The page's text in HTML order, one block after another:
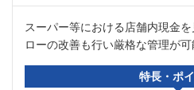
スーパー等における店舗内現金
ローの改善も行い厳格な管理が可
特長・ポ